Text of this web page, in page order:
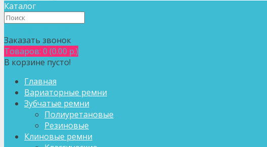
Каталог
Заказать звонок
Товаров: 0 (0.00 р.)
В корзине пусто!
Главная
Вариаторные ремни
Зубчатые ремни
Полиуретановые
Резиновые
Клиновые ремни